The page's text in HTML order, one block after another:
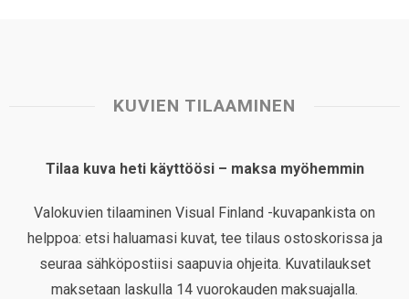
KUVIEN TILAAMINEN
Tilaa kuva heti käyttöösi – maksa myöhemmin
Valokuvien tilaaminen Visual Finland -kuvapankista on
helppoa: etsi haluamasi kuvat, tee tilaus ostoskorissa ja
seuraa sähköpostiisi saapuvia ohjeita. Kuvatilaukset
maksetaan laskulla 14 vuorokauden maksuajalla.